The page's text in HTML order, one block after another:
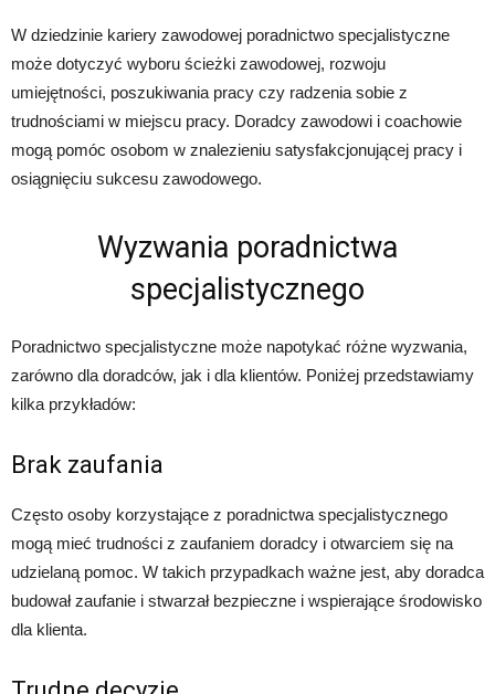
W dziedzinie kariery zawodowej poradnictwo specjalistyczne
może dotyczyć wyboru ścieżki zawodowej, rozwoju
umiejętności, poszukiwania pracy czy radzenia sobie z
trudnościami w miejscu pracy. Doradcy zawodowi i coachowie
mogą pomóc osobom w znalezieniu satysfakcjonującej pracy i
osiągnięciu sukcesu zawodowego.
Wyzwania poradnictwa
specjalistycznego
Poradnictwo specjalistyczne może napotykać różne wyzwania,
zarówno dla doradców, jak i dla klientów. Poniżej przedstawiamy
kilka przykładów:
Brak zaufania
Często osoby korzystające z poradnictwa specjalistycznego
mogą mieć trudności z zaufaniem doradcy i otwarciem się na
udzielaną pomoc. W takich przypadkach ważne jest, aby doradca
budował zaufanie i stwarzał bezpieczne i wspierające środowisko
dla klienta.